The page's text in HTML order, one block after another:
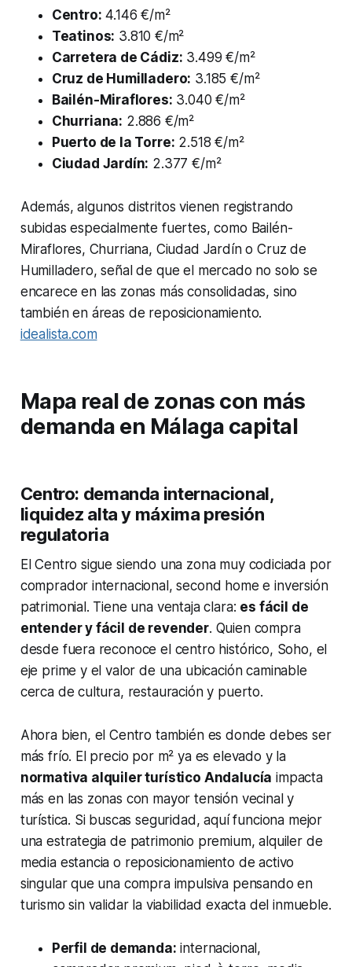
Centro: 4.146 €/m²
Teatinos: 3.810 €/m²
Carretera de Cádiz: 3.499 €/m²
Cruz de Humilladero: 3.185 €/m²
Bailén-Miraflores: 3.040 €/m²
Churriana: 2.886 €/m²
Puerto de la Torre: 2.518 €/m²
Ciudad Jardín: 2.377 €/m²
Además, algunos distritos vienen registrando
subidas especialmente fuertes, como Bailén-
Miraflores, Churriana, Ciudad Jardín o Cruz de
Humilladero, señal de que el mercado no solo se
encarece en las zonas más consolidadas, sino
también en áreas de reposicionamiento.
idealista.com
Mapa real de zonas con más
demanda en Málaga capital
Centro: demanda internacional,
liquidez alta y máxima presión
regulatoria
El Centro sigue siendo una zona muy codiciada por
comprador internacional, second home e inversión
patrimonial. Tiene una ventaja clara: es fácil de
entender y fácil de revender. Quien compra
desde fuera reconoce el centro histórico, Soho, el
eje prime y el valor de una ubicación caminable
cerca de cultura, restauración y puerto.
Ahora bien, el Centro también es donde debes ser
más frío. El precio por m² ya es elevado y la
normativa alquiler turístico Andalucía impacta
más en las zonas con mayor tensión vecinal y
turística. Si buscas seguridad, aquí funciona mejor
una estrategia de patrimonio premium, alquiler de
media estancia o reposicionamiento de activo
singular que una compra impulsiva pensando en
turismo sin validar la viabilidad exacta del inmueble.
Perfil de demanda: internacional,